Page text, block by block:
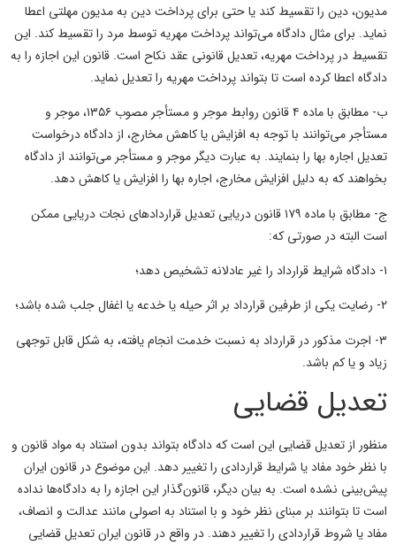
مدیون، دین را تقسیط کند یا حتی برای پرداخت دین به مدیون مهلتی اعطا
نماید. برای مثال دادگاه می‌تواند پرداخت مهریه توسط مرد را تقسیط کند. این
تقسیط در پرداخت مهریه، تعدیل قانونی عقد نکاح است. قانون این اجازه را به
دادگاه اعطا کرده است تا بتواند پرداخت مهریه را تعدیل نماید.
ب- مطابق با ماده ۴ قانون روابط موجر و مستأجر مصوب ۱۳۵۶، موجر و
مستأجر می‌توانند با توجه به افزایش یا کاهش مخارج، از دادگاه درخواست
تعدیل اجاره بها را بنمایند. به عبارت دیگر موجر و مستأجر می‌توانند از دادگاه
بخواهند که به دلیل افزایش مخارج، اجاره بها را افزایش یا کاهش دهد.
ج- مطابق با ماده ۱۷۹ قانون دریایی تعدیل قراردادهای نجات دریایی ممکن
است البته در صورتی که:
۱- دادگاه شرایط قرارداد را غیر عادلانه تشخیص دهد؛
۲- رضایت یکی از طرفین قرارداد بر اثر حیله یا خدعه یا اغفال جلب شده باشد؛
۳- اجرت مذکور در قرارداد به نسبت خدمت انجام یافته، به شکل قابل توجهی
زیاد و یا کم باشد.
تعدیل قضایی
منظور از تعدیل قضایی این است که دادگاه بتواند بدون استناد به مواد قانون و
با نظر خود مفاد یا شرایط قراردادی را تغییر دهد. این موضوع در قانون ایران
پیش‌بینی نشده است. به بیان دیگر، قانون‌گذار این اجازه را به دادگاه‌ها نداده
است تا بتوانند بر مبنای نظر خود و با استناد به اصولی مانند عدالت و انصاف،
مفاد یا شروط قراردادی را تغییر دهند. در واقع در قانون ایران تعدیل قضایی